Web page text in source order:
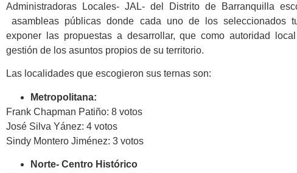
Administradoras Locales- JAL- del Distrito de Barranquilla
asambleas públicas donde cada uno de los seleccionados
exponer las propuestas a desarrollar, que como autoridad
gestión de los asuntos propios de su territorio.
Las localidades que escogieron sus ternas son:
Metropolitana:
Frank Chapman Patiño: 8 votos
José Silva Yánez: 4 votos
Sindy Montero Jiménez: 3 votos
Norte- Centro Histórico